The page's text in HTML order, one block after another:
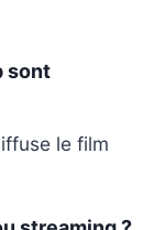
sont
le film